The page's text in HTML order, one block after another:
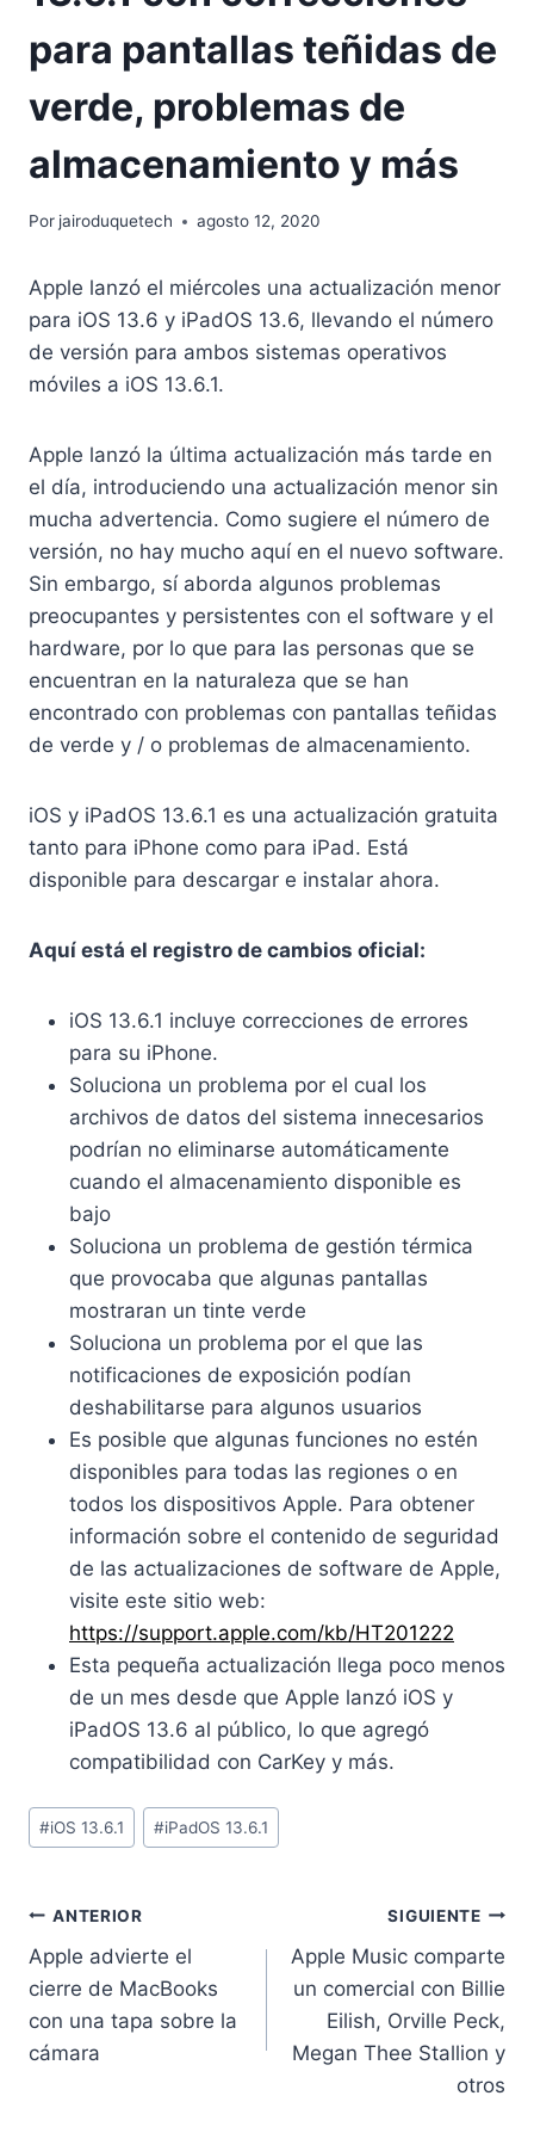
para pantallas teñidas de
verde, problemas de
almacenamiento y más
Por jairoduquetech agosto 12, 2020
Apple lanzó el miércoles una actualización menor
para iOS 13.6 y iPadOS 13.6, llevando el número
de versión para ambos sistemas operativos
móviles a iOS 13.6.1.
Apple lanzó la última actualización más tarde en
el día, introduciendo una actualización menor sin
mucha advertencia. Como sugiere el número de
versión, no hay mucho aquí en el nuevo software.
Sin embargo, sí aborda algunos problemas
preocupantes y persistentes con el software y el
hardware, por lo que para las personas que se
encuentran en la naturaleza que se han
encontrado con problemas con pantallas teñidas
de verde y / o problemas de almacenamiento.
iOS y iPadOS 13.6.1 es una actualización gratuita
tanto para iPhone como para iPad. Está
disponible para descargar e instalar ahora.
Aquí está el registro de cambios oficial:
iOS 13.6.1 incluye correcciones de errores
para su iPhone.
Soluciona un problema por el cual los
archivos de datos del sistema innecesarios
podrían no eliminarse automáticamente
cuando el almacenamiento disponible es
bajo
Soluciona un problema de gestión térmica
que provocaba que algunas pantallas
mostraran un tinte verde
Soluciona un problema por el que las
notificaciones de exposición podían
deshabilitarse para algunos usuarios
Es posible que algunas funciones no estén
disponibles para todas las regiones o en
todos los dispositivos Apple. Para obtener
información sobre el contenido de seguridad
de las actualizaciones de software de Apple,
visite este sitio web:
https://support.apple.com/kb/HT201222
Esta pequeña actualización llega poco menos
de un mes desde que Apple lanzó iOS y
iPadOS 13.6 al público, lo que agregó
compatibilidad con CarKey y más.
Etiquetas
de
entrada:
#iOS 13.6.1 #iPadOS 13.6.1
Navegación
de
entradas
ANTERIOR
Apple advierte el
cierre de MacBooks
con una tapa sobre la
cámara
SIGUIENTE
Apple Music comparte
un comercial con Billie
Eilish, Orville Peck,
Megan Thee Stallion y
otros